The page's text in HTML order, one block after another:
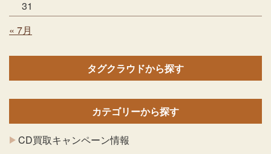
31
« 7月
タグクラウドから探す
カテゴリーから探す
CD買取キャンペーン情報